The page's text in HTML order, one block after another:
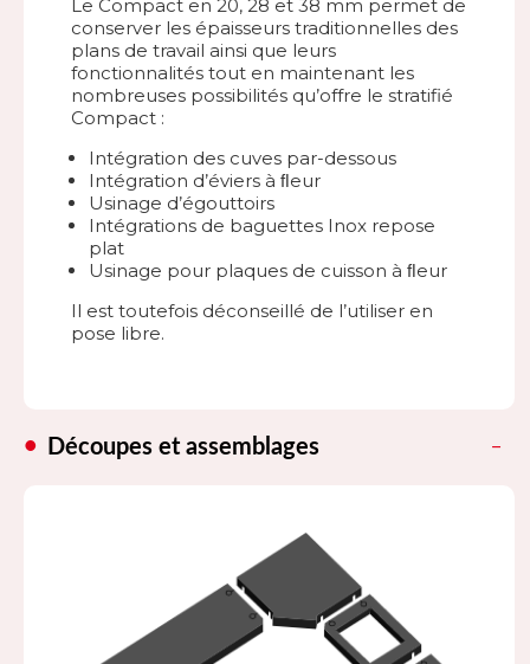
Le Compact en 20, 28 et 38 mm permet de
conserver les épaisseurs traditionnelles des
plans de travail ainsi que leurs
fonctionnalités tout en maintenant les
nombreuses possibilités qu’offre le stratifié
Compact :
Intégration des cuves par-dessous
Intégration d’éviers à ﬂeur
Usinage d’égouttoirs
Intégrations de baguettes Inox repose
plat
Usinage pour plaques de cuisson à ﬂeur
Il est toutefois déconseillé de l’utiliser en
pose libre.
Découpes et assemblages